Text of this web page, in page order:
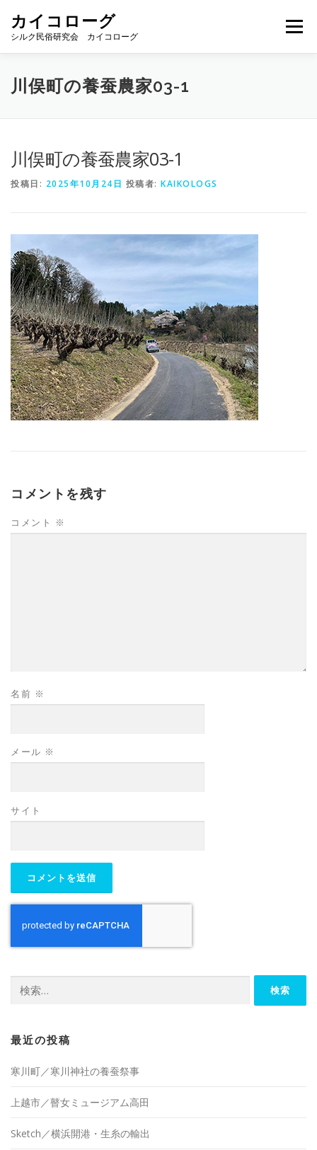
カイコローグ
シルク民俗研究会 カイコローグ
メニュー
カイコローグの歩み 資料館図書
川俣町の養蚕農家03-1
川俣町の養蚕農家03-1
投稿日: 2025年10月24日 投稿者: KAIKOLOGS
コメントを残す
コメント ※
名前 ※
メール ※
サイト
索:
最近の投稿
寒川町／寒川神社の養蚕祭事
上越市／瞽女ミュージアム高田
Sketch／横浜開港・生糸の輸出